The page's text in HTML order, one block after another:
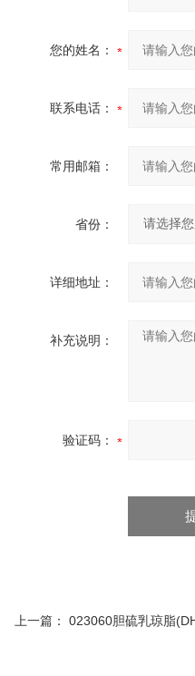
您的姓名：
联系电话：
常用邮箱：
省份：
详细地址：
补充说明：
验证码：
上一篇： 023060胆硫乳琼脂